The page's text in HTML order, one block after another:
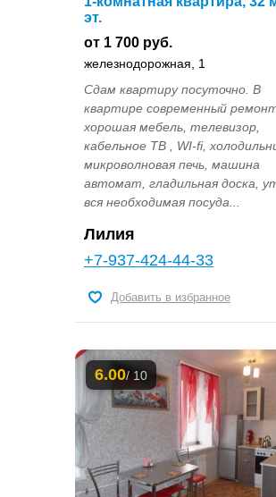
эт.
от 1 700 руб.
железнодорожная, 1
Сдам квартиру посуточно. В
квартире современный
хорошая мебель, телевизор,
кабельное ТВ , WI-fi,
микроволновая печь, машина
автомат, гладильная доска,
вся необходимая посуда...
Лилия
+7-937-424-44-33
Добавить в избранное
6.00/ 10